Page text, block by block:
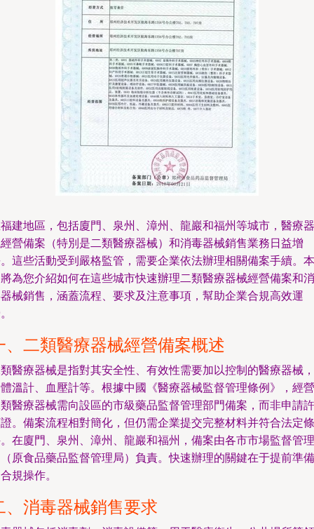
建地區，包括廈門、泉州、漳州、龍巖和福州等城市，醫療器
營備案（特別是二類醫療器械）和消毒器械銷售業務日益增
這些活動受到嚴格監管，需要企業依法辦理相關備案手續。本
為您介紹如何在這些城市快速辦理二類醫療器械經營備案和消
械銷售，涵蓋流程、要求及注意事項，幫助企業合規高效運
、二類醫療器械經營備案概述
醫療器械是指對其安全性、有效性需要加以控制的醫療器械，
溫計、血壓計等。根據中國《醫療器械監督管理條例》，經營
醫療器械需向設區的市級藥品監督管理部門備案，而非申請許
。備案流程相對簡化，但仍需企業提交完整材料并符合法定條
在廈門、泉州、漳州、龍巖和福州，備案由各市市場監督管理
原食品藥品監督管理局）負責。快速辦理的關鍵在于提前準備
規操作。
、消毒器械銷售要求